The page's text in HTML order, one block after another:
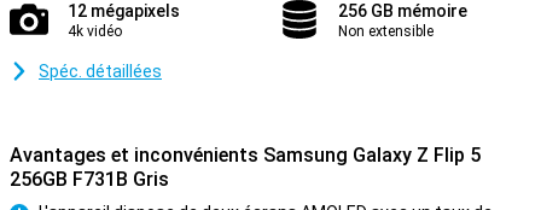
12 mégapixels
4k vidéo
256 GB mémoire
Non extensible
Spéc. détaillées
Avantages et inconvénients Samsung Galaxy Z Flip 5
256GB F731B Gris